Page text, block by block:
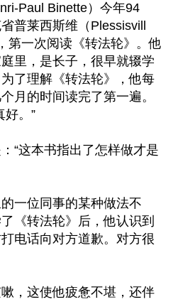
Paul Binette）今年94
普莱西斯维（Plessisvill
第一次阅读《转法轮》。他
里，是长子，很早就辍学
了理解《转法轮》，他每
月的时间读完了第一遍。
好。”
“这本书指出了怎样做才是
一位同事的某种做法不
《转法轮》后，他认识到
电话向对方道歉。对方很
，这使他疲惫不堪，还伴